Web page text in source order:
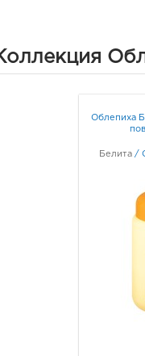
Облепиха
Белита /